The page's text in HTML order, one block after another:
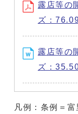
露店等の
ズ：
露店等の
ズ：
凡例：条例＝